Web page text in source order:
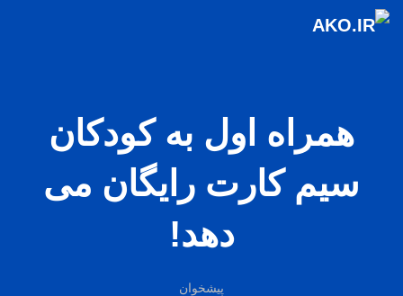
همراه اول به کودکان
سیم کارت رایگان می
دهد!
پیشخوان